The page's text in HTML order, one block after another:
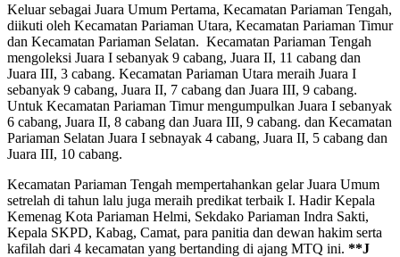
Keluar sebagai Juara Umum Pertama, Kecamatan Pariaman Tengah,
diikuti oleh Kecamatan Pariaman Utara, Kecamatan Pariaman Timur
dan Kecamatan Pariaman Selatan. Kecamatan Pariaman Tengah
mengoleksi Juara I sebanyak 9 cabang, Juara II, 11 cabang dan
Juara III, 3 cabang. Kecamatan Pariaman Utara meraih Juara I
sebanyak 9 cabang, Juara II, 7 cabang dan Juara III, 9 cabang.
Untuk Kecamatan Pariaman Timur mengumpulkan Juara I sebanyak
6 cabang, Juara II, 8 cabang dan Juara III, 9 cabang. dan Kecamatan
Pariaman Selatan Juara I sebnayak 4 cabang, Juara II, 5 cabang dan
Juara III, 10 cabang.
Kecamatan Pariaman Tengah mempertahankan gelar Juara Umum
setrelah di tahun lalu juga meraih predikat terbaik I. Hadir Kepala
Kemenag Kota Pariaman Helmi, Sekdako Pariaman Indra Sakti,
Kepala SKPD, Kabag, Camat, para panitia dan dewan hakim serta
kafilah dari 4 kecamatan yang bertanding di ajang MTQ ini. **J